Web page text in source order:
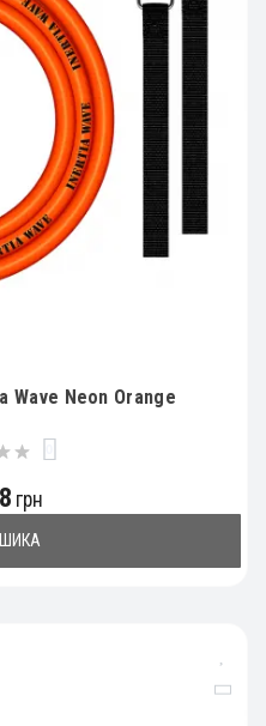
Wave Neon Orange
грн